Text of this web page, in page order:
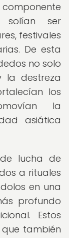
componente
solían ser
festivales
De esta
no solo
la destreza
los
la
asiática
lucha de
a rituales
en una
profundo
Estos
también